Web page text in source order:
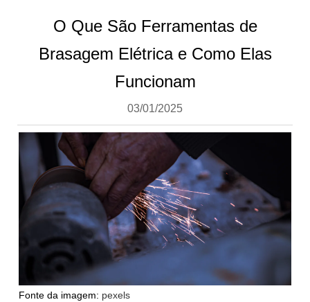
O Que São Ferramentas de
Brasagem Elétrica e Como Elas
Funcionam
03/01/2025
Fonte da imagem: pexels